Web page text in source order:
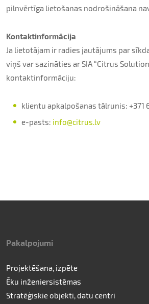
pilnvērtīga lietošanas nodrošināšana
Kontaktinformācija
Ja lietotājam ir radies jautājums par
viņš var sazināties ar SIA “Citrus
kontaktinformāciju:
klientu apkalpošanas tālrunis: +371
e-pasts: info@citrus.lv
Pakalpojumi
Projektēšana, izpēte
Ēku inženiersistēmas
Stratēģiskie objekti, datu centri